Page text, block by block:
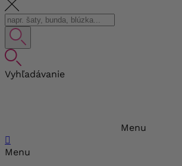
Vyhľadávanie
Menu

Menu